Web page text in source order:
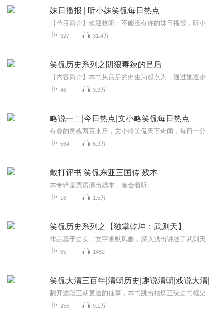
妹日播报 | 听小妹笑侃每日热点
327 31.4万
笑侃历史系列之阴狠毒辣的吕后
46 3.3万
略说一二|今日热点|文小略笑侃每日热点
564 6.9万
散打评书 笑侃东亚三国传 残本
本专辑是票房演出残本，凑合着听。...
16 1.5万
笑侃历史系列之【独掌乾坤：武则天】
85 1452
笑侃大清三百年|清朝历史|趣说清朝|戏说大清|
255 9.1万